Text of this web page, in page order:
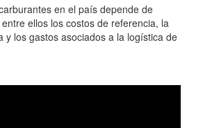
en el país depende de
ellos los costos de referencia, la
y los gastos asociados a la logística de